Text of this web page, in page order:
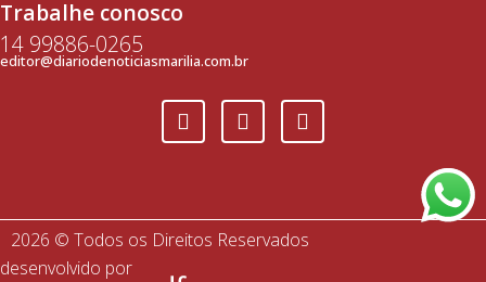
Trabalhe conosco
14 99886-0265
editor@diariodenoticiasmarilia.com.br
2026 © Todos os Direitos Reservados
desenvolvido por